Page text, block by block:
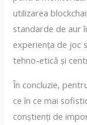
utilizarea
standarde de aur
experiența de joc
tehno-etică și
În concluzie,
ce în ce mai
conștienți de